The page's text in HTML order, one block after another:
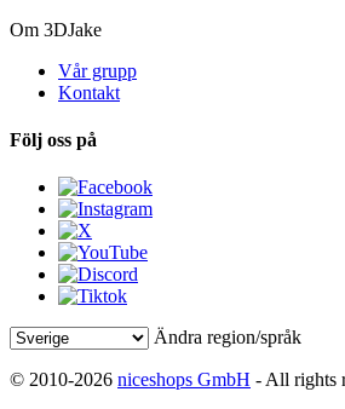
Om 3DJake
Vår grupp
Kontakt
Följ oss på
Ändra region/språk
© 2010-2026 niceshops GmbH - All rights